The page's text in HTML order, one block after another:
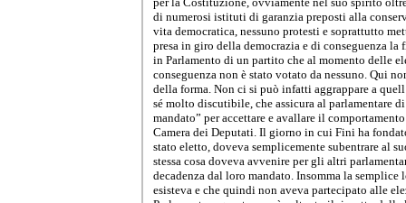
di numerosi istituti di garanzia preposti alla
vita democratica, nessuno protesti e soprattutto
presa in giro della democrazia e di conseguenza la
in Parlamento di un partito che al momento delle
conseguenza non è stato votato da nessuno. Qui
della forma. Non ci si può infatti aggrappare a
sé molto discutibile, che assicura al parlamentare
mandato” per accettare e avallare il
Camera dei Deputati. Il giorno in cui Fini ha
stato eletto, doveva semplicemente subentrare al
stessa cosa doveva avvenire per gli altri
decadenza dal loro mandato. Insomma la
esisteva e che quindi non aveva partecipato alle